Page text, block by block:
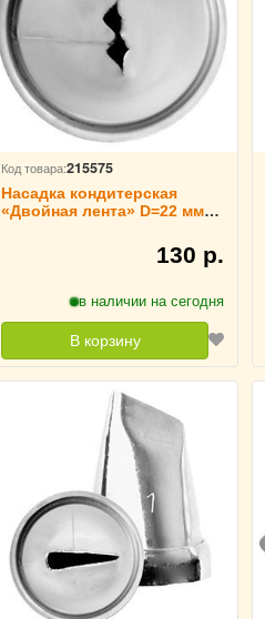
Код товара:215575
Насадка кондитерская
«Двойная лента» D=22 мм
130 р.
в наличии на сегодня
В корзину